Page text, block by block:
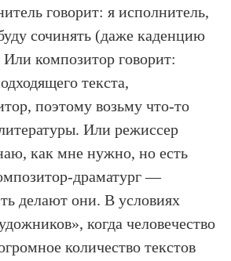
говорит: я исполнитель,
сочинять (даже каденцию
композитор говорит:
текста,
поэтому возьму что-то
Или режиссер
как мне нужно, но есть
драматург —
делают они. В условиях
когда человечество
количество текстов